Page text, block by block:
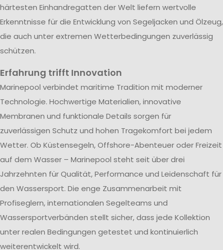
härtesten Einhandregatten der Welt liefern wertvolle
Erkenntnisse für die Entwicklung von Segeljacken und Ölzeug,
die auch unter extremen Wetterbedingungen zuverlässig
schützen.
Erfahrung trifft Innovation
Marinepool verbindet maritime Tradition mit moderner
Technologie. Hochwertige Materialien, innovative
Membranen und funktionale Details sorgen für
zuverlässigen Schutz und hohen Tragekomfort bei jedem
Wetter. Ob Küstensegeln, Offshore-Abenteuer oder Freizeit
auf dem Wasser – Marinepool steht seit über drei
Jahrzehnten für Qualität, Performance und Leidenschaft für
den Wassersport. Die enge Zusammenarbeit mit
Profiseglern, internationalen Segelteams und
Wassersportverbänden stellt sicher, dass jede Kollektion
unter realen Bedingungen getestet und kontinuierlich
weiterentwickelt wird.